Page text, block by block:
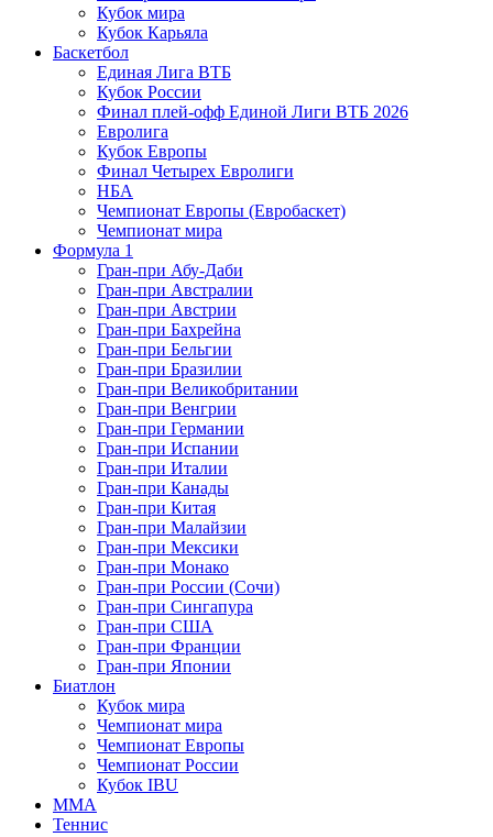
Кубок мира
Кубок Карьяла
Баскетбол
Единая Лига ВТБ
Кубок России
Финал плей-офф Единой Лиги ВТБ 2026
Евролига
Кубок Европы
Финал Четырех Евролиги
НБА
Чемпионат Европы (Евробаскет)
Чемпионат мира
Формула 1
Гран-при Абу-Даби
Гран-при Австралии
Гран-при Австрии
Гран-при Бахрейна
Гран-при Бельгии
Гран-при Бразилии
Гран-при Великобритании
Гран-при Венгрии
Гран-при Германии
Гран-при Испании
Гран-при Италии
Гран-при Канады
Гран-при Китая
Гран-при Малайзии
Гран-при Мексики
Гран-при Монако
Гран-при России (Сочи)
Гран-при Сингапура
Гран-при США
Гран-при Франции
Гран-при Японии
Биатлон
Кубок мира
Чемпионат мира
Чемпионат Европы
Чемпионат России
Кубок IBU
MMA
Теннис